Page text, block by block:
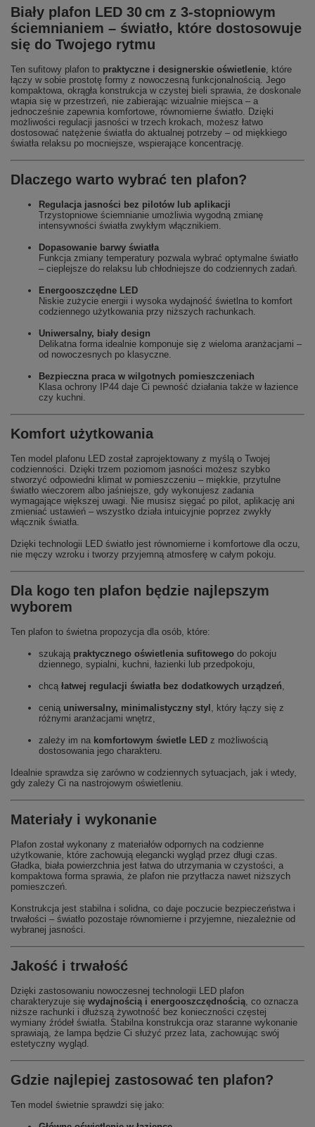
Biały plafon LED 30 cm z 3‑stopniowym
ściemnianiem – światło, które dostosowuje
się do Twojego rytmu
Ten sufitowy plafon to praktyczne i designerskie oświetlenie, które
łączy w sobie prostotę formy z nowoczesną funkcjonalnością. Jego
kompaktowa, okrągła konstrukcja w czystej bieli sprawia, że doskonale
wtapia się w przestrzeń, nie zabierając wizualnie miejsca – a
jednocześnie zapewnia komfortowe, równomierne światło. Dzięki
możliwości regulacji jasności w trzech krokach, możesz łatwo
dostosować natężenie światła do aktualnej potrzeby – od miękkiego
światła relaksu po mocniejsze, wspierające koncentrację.
Dlaczego warto wybrać ten plafon?
Regulacja jasności bez pilotów lub aplikacji
Trzystopniowe ściemnianie umożliwia wygodną zmianę
intensywności światła zwykłym włącznikiem.
Dopasowanie barwy światła
Funkcja zmiany temperatury pozwala wybrać optymalne światło
– cieplejsze do relaksu lub chłodniejsze do codziennych zadań.
Energooszczędne LED
Niskie zużycie energii i wysoka wydajność świetlna to komfort
codziennego użytkowania przy niższych rachunkach.
Uniwersalny, biały design
Delikatna forma idealnie komponuje się z wieloma aranżacjami –
od nowoczesnych po klasyczne.
Bezpieczna praca w wilgotnych pomieszczeniach
Klasa ochrony IP44 daje Ci pewność działania także w łazience
czy kuchni.
Komfort użytkowania
Ten model plafonu LED został zaprojektowany z myślą o Twojej
codzienności. Dzięki trzem poziomom jasności możesz szybko
stworzyć odpowiedni klimat w pomieszczeniu – miękkie, przytulne
światło wieczorem albo jaśniejsze, gdy wykonujesz zadania
wymagające większej uwagi. Nie musisz sięgać po pilot, aplikację ani
zmieniać ustawień – wszystko działa intuicyjnie poprzez zwykły
włącznik światła.
Dzięki technologii LED światło jest równomierne i komfortowe dla oczu,
nie męczy wzroku i tworzy przyjemną atmosferę w całym pokoju.
Dla kogo ten plafon będzie najlepszym
wyborem
Ten plafon to świetna propozycja dla osób, które:
szukają praktycznego oświetlenia sufitowego do pokoju
dziennego, sypialni, kuchni, łazienki lub przedpokoju,
chcą łatwej regulacji światła bez dodatkowych urządzeń,
cenią uniwersalny, minimalistyczny styl , który łączy się z
różnymi aranżacjami wnętrz,
zależy im na komfortowym świetle LED z możliwością
dostosowania jego charakteru.
Idealnie sprawdza się zarówno w codziennych sytuacjach, jak i wtedy,
gdy zależy Ci na nastrojowym oświetleniu.
Materiały i wykonanie
Plafon został wykonany z materiałów odpornych na codzienne
użytkowanie, które zachowują elegancki wygląd przez długi czas.
Gładka, biała powierzchnia jest łatwa do utrzymania w czystości, a
kompaktowa forma sprawia, że plafon nie przytłacza nawet niższych
pomieszczeń.
Konstrukcja jest stabilna i solidna, co daje poczucie bezpieczeństwa i
trwałości – światło pozostaje równomierne i przyjemne, niezależnie od
wybranej jasności.
Jakość i trwałość
Dzięki zastosowaniu nowoczesnej technologii LED plafon
charakteryzuje się wydajnością i energooszczędnością, co oznacza
niższe rachunki i dłuższą żywotność bez konieczności częstej
wymiany źródeł światła. Stabilna konstrukcja oraz staranne wykonanie
sprawiają, że lampa będzie Ci służyć przez lata, zachowując swój
estetyczny wygląd.
Gdzie najlepiej zastosować ten plafon?
Ten model świetnie sprawdzi się jako: